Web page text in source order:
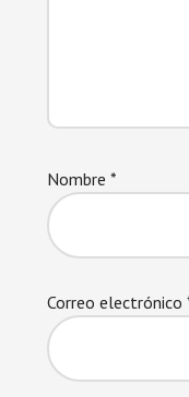
Nombre *
Correo electrónico